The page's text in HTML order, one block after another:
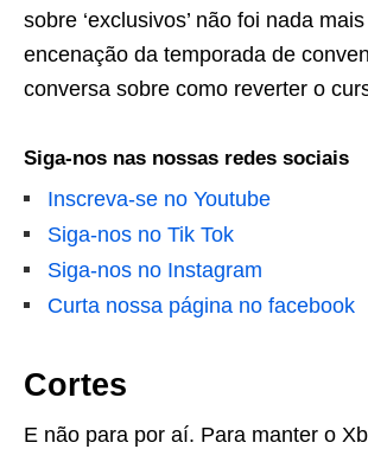
sobre ‘exclusivos’ não foi nada
encenação da temporada de
conversa sobre como reverter o
Siga-nos nas nossas redes sociais
Inscreva-se no Youtube
Siga-nos no Tik Tok
Siga-nos no Instagram
Curta nossa página no facebook
Cortes
E não para por aí. Para manter o